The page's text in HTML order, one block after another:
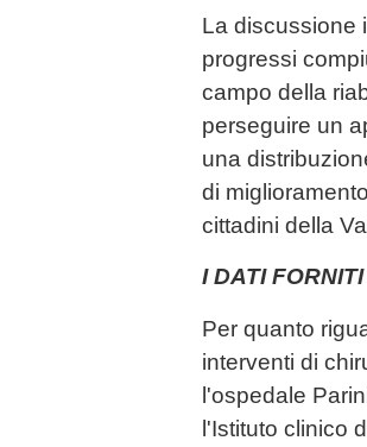
La discussione
progressi
campo della
perseguire un
una
di
cittadini della
I DATI
Per quanto
interventi di
l'ospedale
l'Istituto clinico